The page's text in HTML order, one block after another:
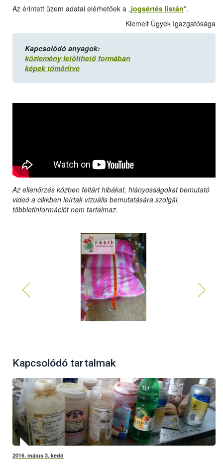
Az érintett üzem adatai elérhetőek a „jogsértés listán”.
Kiemelt Ügyek Igazgatósága
Kapcsolódó anyagok:
közlemény letölthető formában
képek tömörítve
Az ellenőrzés közben feltárt hibákat, hiányosságokat bemutató
videó a cikkben leírtak vizuális bemutatására szolgál,
többletinformációt nem tartalmaz.
Kapcsolódó tartalmak
2016. május 3, kedd